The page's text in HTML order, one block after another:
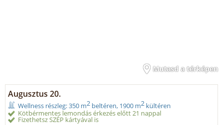
Mutasd a térképen
Augusztus 20.
Wellness részleg: 350 m2 beltéren, 1900 m2 kültéren
Kötbérmentes lemondás érkezés előtt 21 nappal
Fizethetsz SZÉP kártyával is